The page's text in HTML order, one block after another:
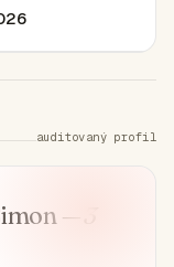
auditovaný profil
— 3